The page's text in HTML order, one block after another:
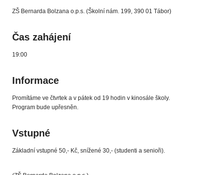
ZŠ Bernarda Bolzana o.p.s. (Školní nám. 199, 390 01 Tábor)
Čas zahájení
19:00
Informace
Promítáme ve čtvrtek a v pátek od 19 hodin v kinosále školy.
Program bude upřesněn.
Vstupné
Základní vstupné 50,- Kč, snížené 30,- (studenti a senioři).